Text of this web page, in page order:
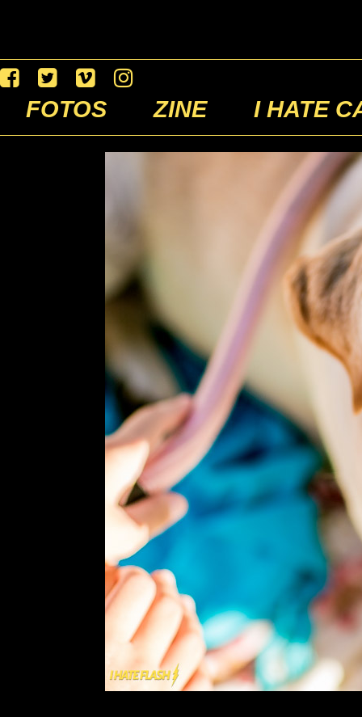
FOTOS ZINE I HATE